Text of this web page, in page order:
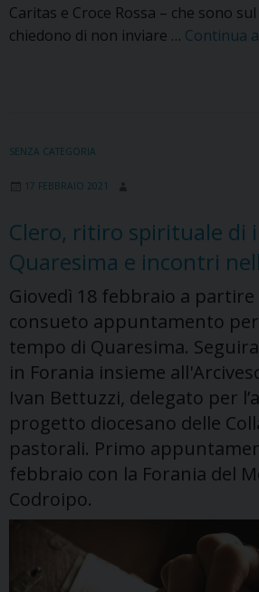
Caritas e Croce Rossa – che sono
chiedono di non inviare … Continua
SENZA CATEGORIA
17 FEBBRAIO 2021
Clero, ritiro spirituale di
Quaresima e incontri
Giovedì 18 febbraio a partire
consueto appuntamento
tempo di Quaresima.
in Forania insieme
Ivan Bettuzzi, delegato per
progetto diocesano delle
pastorali. Primo
febbraio con la Forania del
Codroipo.